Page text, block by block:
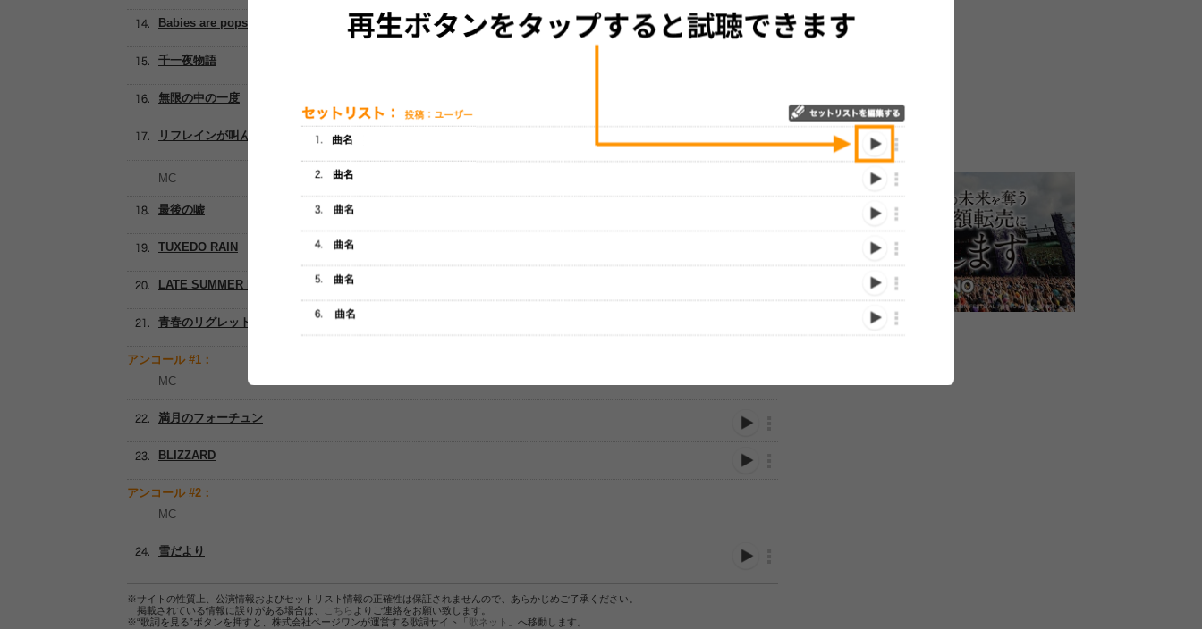
Babies are popstars
千一夜物語
無限の中の一度
リフレインが叫んでる
MC
最後の嘘
TUXEDO RAIN
LATE SUMMER LAKE
青春のリグレット
アンコール #1：
MC
満月のフォーチュン
BLIZZARD
アンコール #2：
MC
雪だより
※サイトの性質上、公演情報およびセットリスト情報の正確性は保証されませんので、あらかじめご了承ください。
掲載されている情報に誤りがある場合は、
こちら よりご連絡をお願い致します。
※“歌詞を見る”ボタンを押すと、株式会社ページワンが運営する歌詞サイト「歌ネット 」へ移動します。